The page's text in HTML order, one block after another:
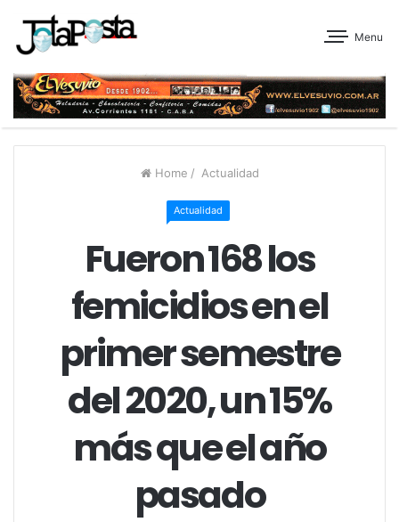
Menu
Home / Actualidad
Actualidad
Fueron 168 los
femicidios en el
primer semestre
del 2020, un 15%
más que el año
pasado